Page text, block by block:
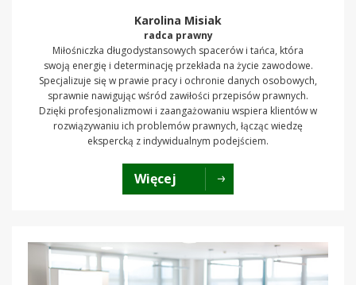
Karolina Misiak
radca prawny
Miłośniczka długodystansowych spacerów i tańca, która
swoją energię i determinację przekłada na życie zawodowe.
Specjalizuje się w prawie pracy i ochronie danych osobowych,
sprawnie nawigując wśród zawiłości przepisów prawnych.
Dzięki profesjonalizmowi i zaangażowaniu wspiera klientów w
rozwiązywaniu ich problemów prawnych, łącząc wiedzę
ekspercką z indywidualnym podejściem.
Więcej